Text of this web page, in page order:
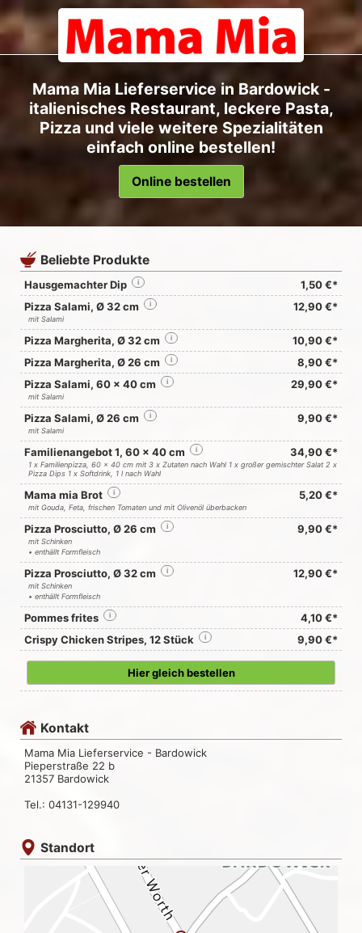
Mama Mia Lieferservice in Bardowick -
italienisches Restaurant, leckere Pasta,
Pizza und viele weitere Spezialitäten
einfach online bestellen!
Online bestellen
Beliebte Produkte
Hausgemachter Dip i
1,50 €*
Pizza Salami, Ø 32 cm
i 12,90 €*
mit Salami
Pizza Margherita, Ø 32 cm i
10,90 €*
Pizza Margherita, Ø 26 cm
i
8,90 €*
Pizza Salami, 60 x 40 cm
i 29,90 €*
mit Salami
Pizza Salami, Ø 26 cm i 9,90 €*
mit Salami
Familienangebot 1, 60 x 40 cm i 34,90 €*
1 x Familienpizza, 60 x 40 cm mit 3 x Zutaten nach Wahl 1 x großer gemischter Salat 2 x
Pizza Dips 1 x Softdrink, 1 l nach Wahl
Mama mia Brot i 5,20 €*
mit Gouda, Feta, frischen Tomaten und mit Olivenöl überbacken
Pizza Prosciutto, Ø 26 cm i 9,90 €*
mit Schinken
• enthällt Formfleisch
Pizza Prosciutto, Ø 32 cm i 12,90 €*
mit Schinken
• enthällt Formfleisch
Pommes frites i
4,10 €*
Crispy Chicken Stripes, 12 Stück
i 9,90 €*
Hier gleich bestellen
Kontakt
Mama Mia Lieferservice - Bardowick
Pieperstraße 22 b
21357 Bardowick
Tel.: 04131-129940
Standort